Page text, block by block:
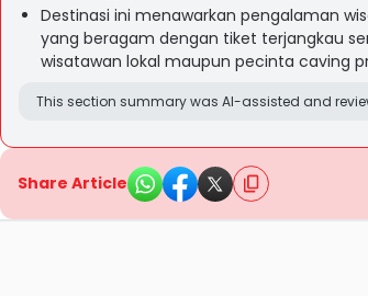
Destinasi ini menawarkan pengalaman
yang beragam dengan tiket terjangkau
wisatawan lokal maupun pecinta caving
This section summary was AI-assisted and
Share Article